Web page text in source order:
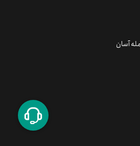
آسان